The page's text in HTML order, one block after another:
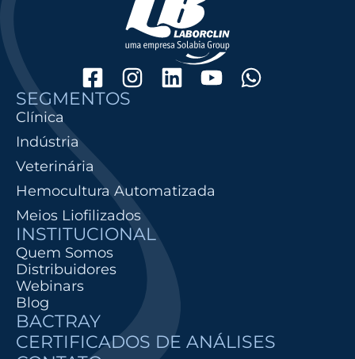
SEGMENTOS
Clínica
Indústria
Veterinária
Hemocultura Automatizada
Meios Liofilizados
INSTITUCIONAL
Quem Somos
Distribuidores
Webinars
Blog
BACTRAY
CERTIFICADOS DE ANÁLISES